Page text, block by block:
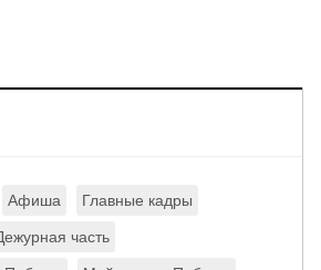
Афиша Главные кадры
часть